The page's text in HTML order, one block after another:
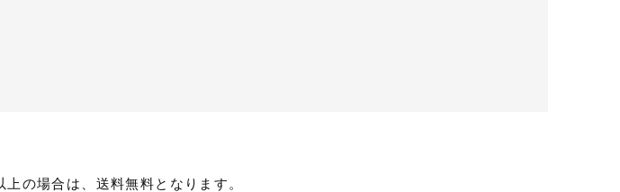
の場合は、送料無料となります。